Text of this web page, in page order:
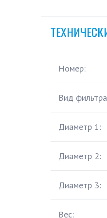
Номер:
Вид
Диаметр 1:
Диаметр 2:
Диаметр 3:
Вес: